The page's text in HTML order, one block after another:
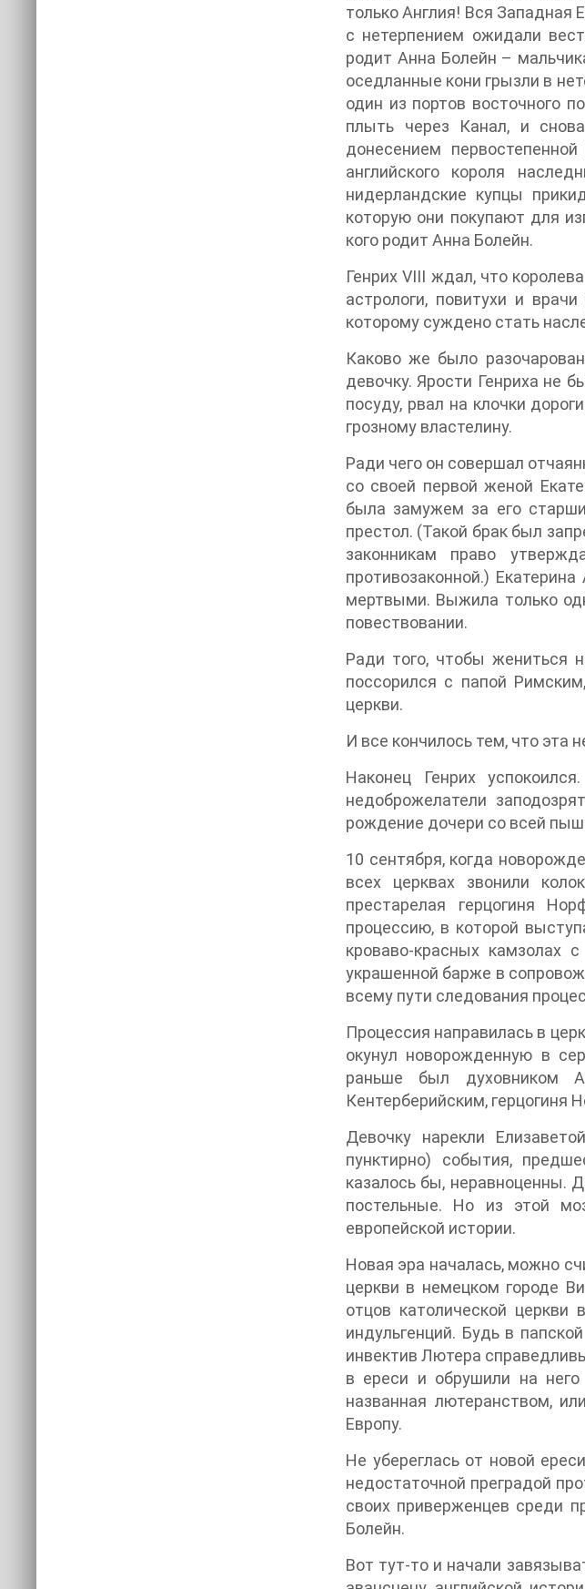
только Англия! Вся Западная
с нетерпением ожидали
родит Анна Болейн –
оседланные кони грызли в
один из портов восточного
плыть через Канал, и
донесением
английского короля
нидерландские купцы
которую они покупают для
кого родит Анна Болейн.
Генрих VIII ждал, что
астрологи, повитухи и
которому суждено стать
Каково же было
девочку. Ярости Генриха не
посуду, рвал на клочки
грозному властелину.
Ради чего он совершал
со своей первой женой
была замужем за его
престол. (Такой брак был
законникам право
противозаконной.)
мертвыми. Выжила только
повествовании.
Ради того, чтобы жениться
поссорился с папой
церкви.
И все кончилось тем, что эта
Наконец Генрих
недоброжелатели
рождение дочери со всей
10 сентября, когда
всех церквах звонили
престарелая герцогиня
процессию, в которой
кроваво-красных камзолах
украшенной барже в
всему пути следования
Процессия направилась в
окунул новорожденную в
раньше был духовником
Кентерберийским, герцогиня
Девочку нарекли
пунктирно) события,
казалось бы, неравноценны.
постельные. Но из этой
европейской истории.
Новая эра началась, можно
церкви в немецком городе
отцов католической церкви
индульгенций. Будь в
инвектив Лютера
в ереси и обрушили на него
названная лютеранством,
Европу.
Не убереглась от новой
недостаточной преградой
своих приверженцев среди
Болейн.
Вот тут-то и начали